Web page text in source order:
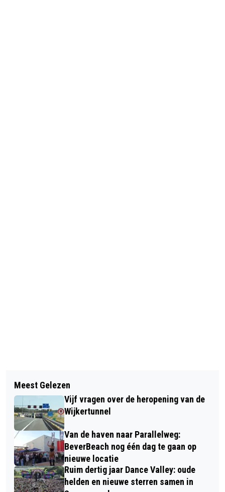
MEERDERHEID DEELNEMERS ENQUÊTE
VELSEN-NOORD STEMT VOOR
VERTREK ASIELSCHIP
ERIC ELENBAAS NIEUWE
CLUBKAMPIOEN 2023 FILMCLUB
IJMOND
Meest Gelezen
Vijf vragen over de heropening van de
Wijkertunnel
Van de haven naar Parallelweg:
BeverBeach nog één dag te gaan op
nieuwe locatie
Ruim dertig jaar Dance Valley: oude
helden en nieuwe sterren samen in